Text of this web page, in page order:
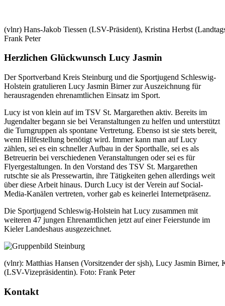
(vlnr) Hans-Jakob Tiessen (LSV-Präsident), Kristina Herbst
Frank Peter
Herzlichen Glückwunsch Lucy Jasmin
Der Sportverband Kreis Steinburg und die Sportjugend Schleswig-
Holstein gratulieren Lucy Jasmin Birner zur Auszeichnung für
herausragenden ehrenamtlichen Einsatz im Sport.
Lucy ist von klein auf im TSV St. Margarethen aktiv. Bereits im
Jugendalter begann sie bei Veranstaltungen zu helfen und unterstützt
die Turngruppen als spontane Vertretung. Ebenso ist sie stets bereit,
wenn Hilfestellung benötigt wird. Immer kann man auf Lucy
zählen, sei es ein schneller Aufbau in der Sporthalle, sei es als
Betreuerin bei verschiedenen Veranstaltungen oder sei es für
Flyergestaltungen. In den Vorstand des TSV St. Margarethen
rutschte sie als Pressewartin, ihre Tätigkeiten gehen allerdings weit
über diese Arbeit hinaus. Durch Lucy ist der Verein auf Social-
Media-Kanälen vertreten, vorher gab es keinerlei Internetpräsenz.
Die Sportjugend Schleswig-Holstein hat Lucy zusammen mit
weiteren 47 jungen Ehrenamtlichen jetzt auf einer Feierstunde im
Kieler Landeshaus ausgezeichnet.
(vlnr): Matthias Hansen (Vorsitzender der sjsh), Lucy Jasmin
(LSV-Vizepräsidentin). Foto: Frank Peter
Kontakt